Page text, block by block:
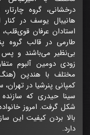
درخشانی، گروه
هانیبال یوسف در
استادان عرفان
طارمی در قالب گروه
بی‌نظیر می‌باشند و پس
زودی دومین آلبوم
مختلف با هندپن
سینا حیدری که
شکل گرفت. امروز
بالا بردن کیفیت این
دارد.